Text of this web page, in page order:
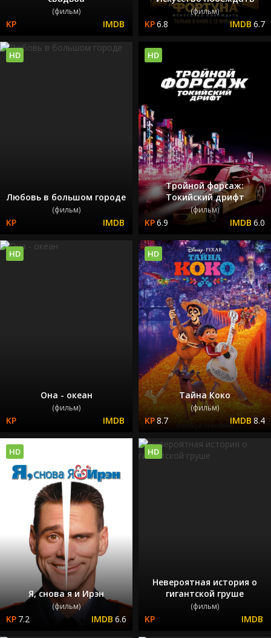
(фильм) (фильм)
6.8 6.7
Любовь в большом городе
(фильм)
HD
Тройной форсаж:
Токийский дрифт
(фильм)
6.9 6.0
HD
Она - океан
(фильм)
HD
Тайна Коко
(фильм)
8.7 8.4
HD
Я, снова я и Ирэн
(фильм)
7.2 6.6
HD
Невероятная история о
гигантской груше
(фильм)
HD